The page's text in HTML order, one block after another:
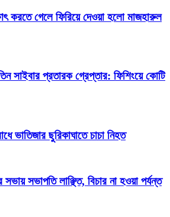
করতে গেলে ফিরিয়ে দেওয়া হলো মাজহারুল
সাইবার প্রতারক গ্রেপ্তার: ফিশিংয়ে কোটি
ভাতিজার ছুরিকাঘাতে চাচা নিহত
সভাপতি লাঞ্ছিত, বিচার না হওয়া পর্যন্ত